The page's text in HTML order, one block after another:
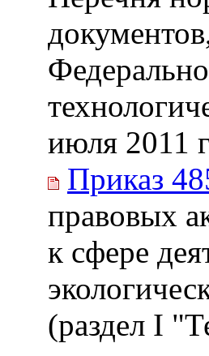
июля 2011
Приказ
правовых
к сфере
(раздел I